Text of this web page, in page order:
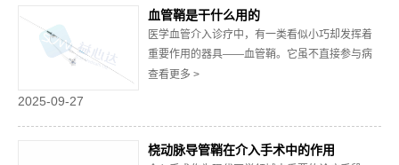
剂类型、推注要求匹配。检查注射器外观，确保
无裂痕、...
血管鞘是干什么用的
医学血管介入诊疗中，有一类看似小巧却发挥着
重要作用的器具——血管鞘。它虽不直接参与病
灶治疗，却为整个介入操作的安全、顺利开展提
管通路中的管状医疗器械，主要由鞘管、扩张器
查看更多 >
2025-09-27
桡动脉导管鞘在介入手术中的作用